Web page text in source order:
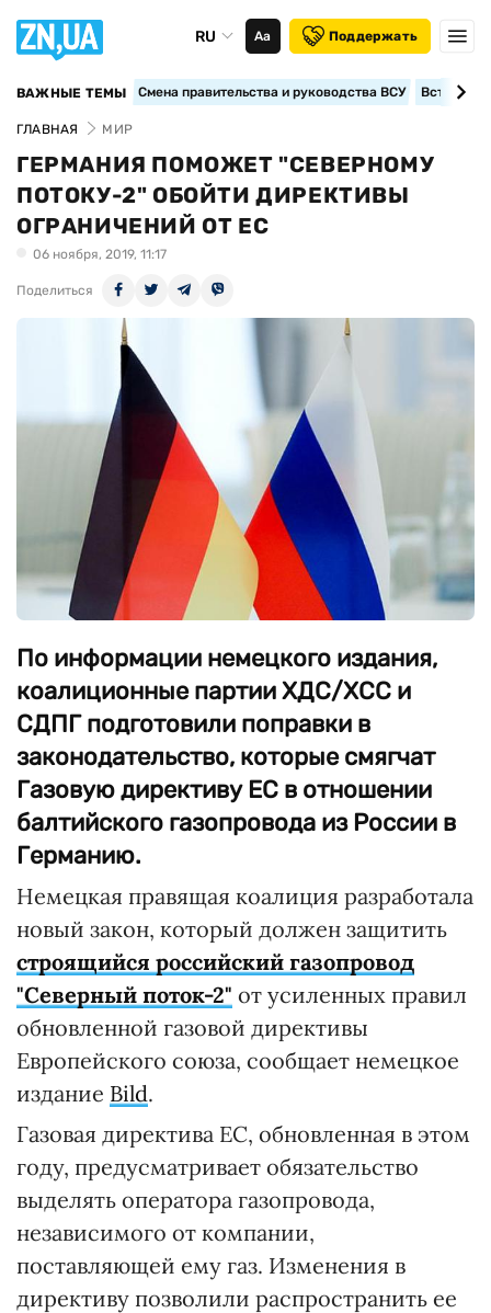
RU Аа Поддержать
ВАЖНЫЕ ТЕМЫ Смена правительства и руководства ВСУ
ГЛАВНАЯ МИР
ГЕРМАНИЯ ПОМОЖЕТ "СЕВЕРНОМУ
ПОТОКУ-2" ОБОЙТИ ДИРЕКТИВЫ
ОГРАНИЧЕНИЙ ОТ ЕС
06 ноября, 2019, 11:17
Поделиться
По информации немецкого издания,
коалиционные партии ХДС/ХСС и
СДПГ подготовили поправки в
законодательство, которые смягчат
Газовую директиву ЕС в отношении
балтийского газопровода из России в
Германию.
Немецкая правящая коалиция разработала
новый закон, который должен защитить
строящийся российский газопровод
"Северный поток-2" от усиленных правил
обновленной газовой директивы
Европейского союза, сообщает немецкое
издание Bild.
Газовая директива ЕС, обновленная в этом
году, предусматривает обязательство
выделять оператора газопровода,
независимого от компании,
поставляющей ему газ. Изменения в
директиву позволили распространить ее